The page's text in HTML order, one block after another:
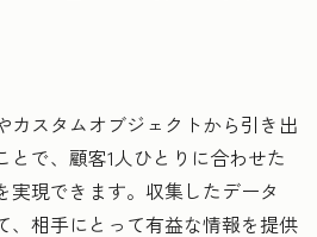
カスタムオブジェクトから引き出
とで、顧客1人ひとりに合わせた
実現できます。収集したデータ
、相手にとって有益な情報を提供